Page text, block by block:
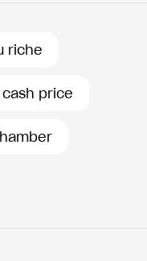
riche
cash price